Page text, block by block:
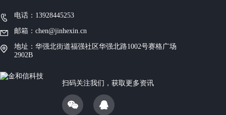
电话：13928445253
邮箱：chen@jinhexin.cn
地址：华强北街道福强社区华强北路1002号赛格广场
2902B
扫码关注我们，获取更多资讯